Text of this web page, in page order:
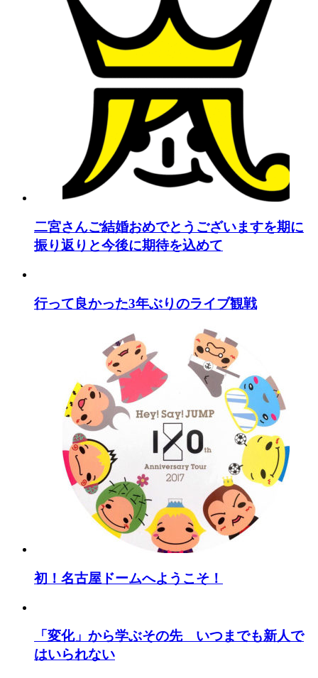
二宮さんご結婚おめでとうございますを期に
振り返りと今後に期待を込めて
行って良かった3年ぶりのライブ観戦
初！名古屋ドームへようこそ！
「変化」から学ぶその先 いつまでも新人で
はいられない